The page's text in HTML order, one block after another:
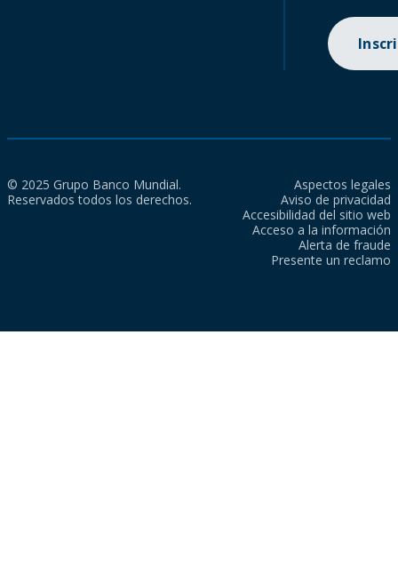
© 2025 Grupo Banco Mundial.
Reservados todos los derechos.
Aspectos legales
Aviso de privacidad
Accesibilidad del sitio web
Acceso a la información
Alerta de fraude
Presente un reclamo